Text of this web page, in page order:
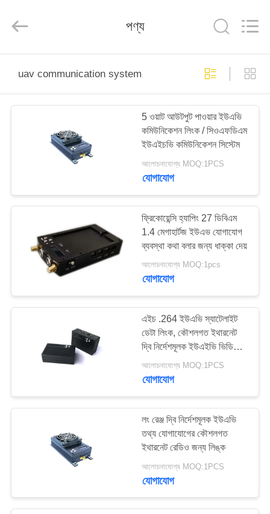
পণ্য
কারখানা
গুণগত
নিয়ন্ত্রণ
যোগাযোগ
একটি
সাইট
Technology
Co.,Ltd.
Reserved.
পণ্য
uav communication system
5 ওয়াট আউটপুট পাওয়ার ইউএভি
কমিউনিকেশন লিংক / সিওএফডিএম
ইউএইচভি কমিউনিকেশন সিস্টেম
আলোচনাযোগ্য MOQ:1PCS
যোগাযোগ
ফ্রিকোয়েন্সি হ্যাপিং 27 ডিবিএম
1.4 মেগাহার্টজ ইউএভ যোগাযোগ
ব্যবস্থা কথা বলার জন্য ধাক্কা দেয়
আলোচনাযোগ্য MOQ:1pcs
যোগাযোগ
এইচ .264 ইউএভি স্যাটেলাইট
ডেটা লিংক, কৌশলগত ইথারনেট
দ্বি নির্দেশমূলক ইউএইভি ভিডিও
আলোচনাযোগ্য MOQ:1PCS
যোগাযোগ
লং রেঞ্জ দ্বি নির্দেশমূলক ইউএভি
তথ্য যোগাযোগের কৌশলগত
ইথারনেট রেডিও জন্য লিঙ্ক
আলোচনাযোগ্য MOQ:1PCS
যোগাযোগ